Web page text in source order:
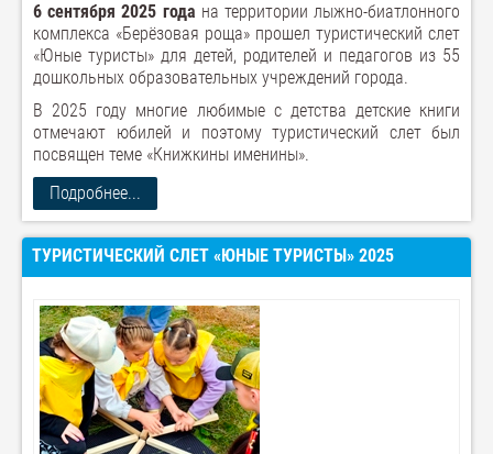
6 сентября 2025 года на территории лыжно-биатлонного
комплекса «Берёзовая роща» прошел туристический слет
«Юные туристы» для детей, родителей и педагогов из 55
дошкольных образовательных учреждений города.
В 2025 году многие любимые с детства детские книги
отмечают юбилей и поэтому туристический слет был
посвящен теме «Книжкины именины».
Подробнее...
ТУРИСТИЧЕСКИЙ СЛЕТ «ЮНЫЕ ТУРИСТЫ» 2025